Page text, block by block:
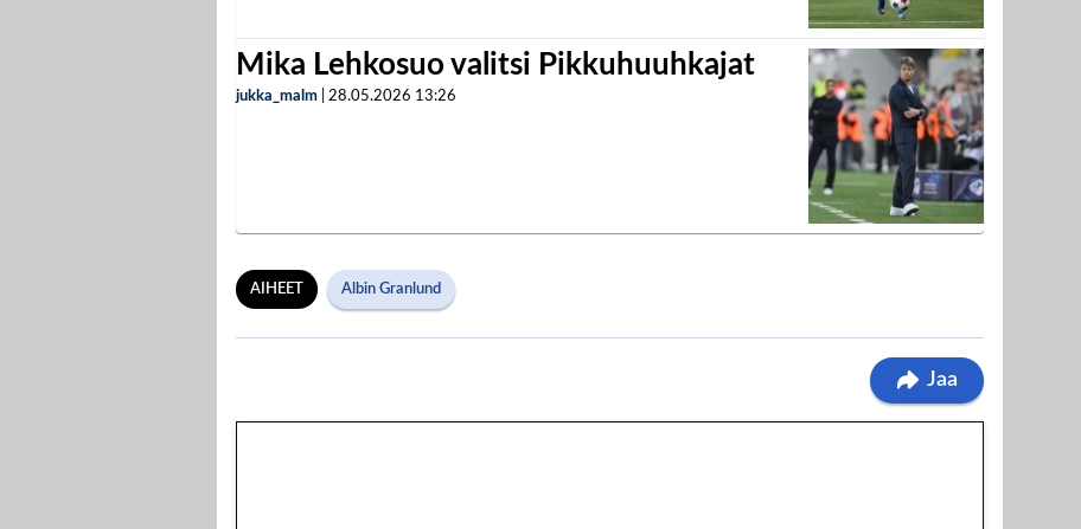
Mika Lehkosuo valitsi Pikkuhuuhkajat
jukka_malm 28.05.2026 13:26
AIHEET Albin Granlund
Jaa